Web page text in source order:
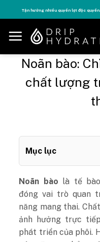
to
content
Chi tiết ➝ Tăng năng
Noãn bào:
chất lượng
Mục lục
Noãn bào
là tế
đóng vai trò quan
năng mang thai.
ảnh hưởng trực
phát triển của phôi.